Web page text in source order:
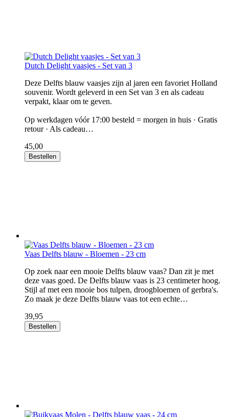
Dutch Delight vaasjes - Set van 3
Deze Delfts blauw vaasjes zijn al jaren een favoriet Holland
souvenir. Wordt geleverd in een Set van 3 en als cadeau
verpakt, klaar om te geven.
Op werkdagen vóór 17:00 besteld = morgen in huis · Gratis
retour · Als cadeau…
45,00
Bestellen
Vaas Delfts blauw - Bloemen - 23 cm
Op zoek naar een mooie Delfts blauw vaas? Dan zit je met
deze vaas goed. De Delfts blauw vaas is 23 centimeter hoog.
Stijl af met een mooie bos tulpen, droogbloemen of gerbra's.
Zo maak je deze Delfts blauw vaas tot een echte…
39,95
Bestellen